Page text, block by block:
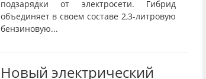
подзарядки от электросети. Гибрид
объединяет в своем составе 2,3-литровую
бензиновую...
Новый электрический